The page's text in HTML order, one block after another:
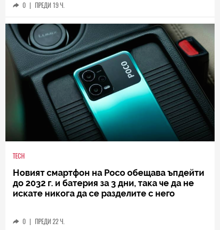
0 | ПРЕДИ 19 Ч.
TECH
Новият смартфон на Poco обещава ъпдейти
до 2032 г. и батерия за 3 дни, така че да не
искате никога да се разделите с него
0 | ПРЕДИ 22 Ч.